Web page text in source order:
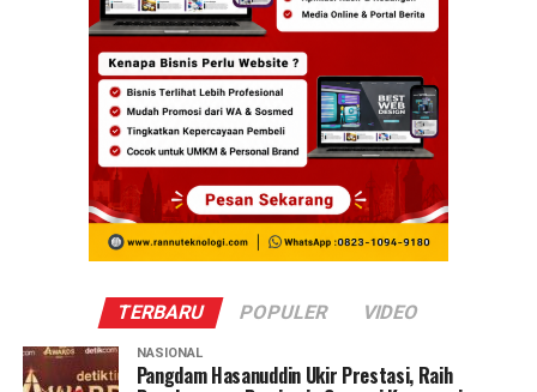
TERBARU POPULER VIDEO
NASIONAL
Pangdam Hasanuddin Ukir Prestasi, Raih